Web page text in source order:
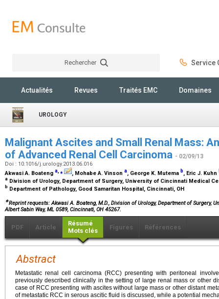
Rechercher Service
Actualités Revues Traités EMC Domaines
UROLOGY
Malignant Ascites and Small Renal Mass:
of Advanced Renal Cell Carcinoma - 02/09/13
Doi : 10.1016/j.urology.2013.06.016
Akwasi A. Boateng a,⁎ , Mohabe A. Vinson a, George K. Mutema b, Eric J. Kuhn
a Division of Urology, Department of Surgery, University of Cincinnati Medical
b Department of Pathology, Good Samaritan Hospital, Cincinnati, OH
∗Reprint requests: Akwasi A. Boateng, M.D., Division of Urology, Department of Surgery,
Albert Sabin Way, ML 0589, Cincinnati, OH 45267.
PDF Article
Résumé
Mots clés
Figures Références
Abstract
Metastatic renal cell carcinoma (RCC) presenting with peritoneal
previously described clinically in the setting of large renal mass or other
case of RCC presenting with ascites without large mass or other distant
of metastatic RCC in serous ascitic fluid is discussed, while a potential